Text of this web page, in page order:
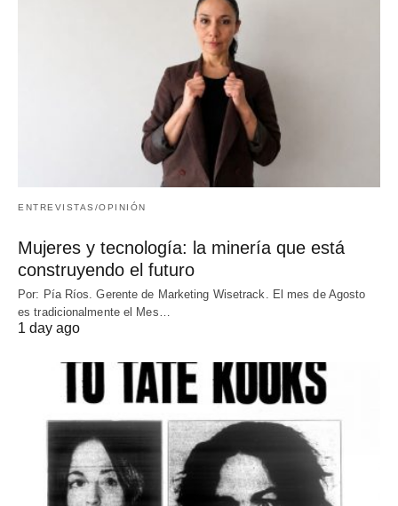
ENTREVISTAS/OPINIÓN
Mujeres y tecnología: la minería que está
construyendo el futuro
Por: Pía Ríos. Gerente de Marketing Wisetrack. El mes de Agosto
es tradicionalmente el Mes…
1 day ago